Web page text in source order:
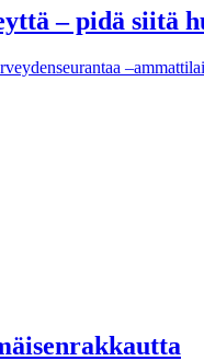
– pidä siitä